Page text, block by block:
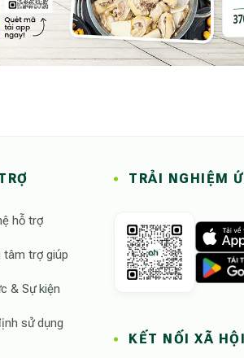
trọn vẹn như
hỗ trợ
tâm trợ giúp
& Sự kiện
sử dụng
TRẢI NGHIỆM
KẾT NỐI XÃ HỘI